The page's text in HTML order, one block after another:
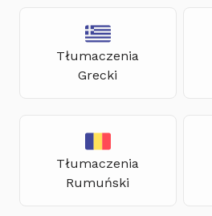
Tłumaczenia
Grecki
Tłumaczenia
Rumuński